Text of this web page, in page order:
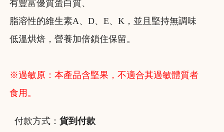
有豐富優質蛋白質、
脂溶性的維生素A、D、E、K，並且堅持無調味
低溫烘焙，營養加倍鎖住保留。
※過敏原：本產品含堅果，不適合其過敏體質者
食用。
付款方式： 貨到付款